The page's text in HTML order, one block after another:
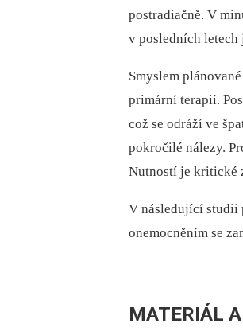
postradiačně. V
v posledních
Smyslem
primární terapií.
což se odráží ve
pokročilé nálezy.
Nutností je kritické
V následující studii
onemocněním se
MATERIÁL